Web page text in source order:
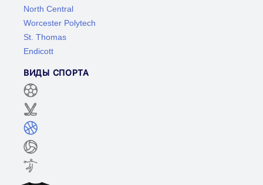
North Central
Worcester Polytech
St. Thomas
Endicott
ВИДЫ СПОРТА